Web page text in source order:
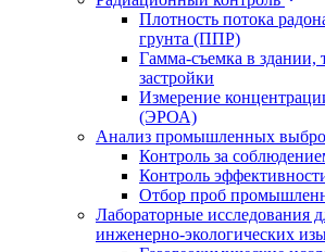
Плотность потока
грунта (ППР)
Гамма-съемка в здании,
застройки
Измерение
(ЭРОА)
Анализ промышленных
Контроль за
Контроль
Отбор проб
Лабораторные исследования
инженерно-экологических